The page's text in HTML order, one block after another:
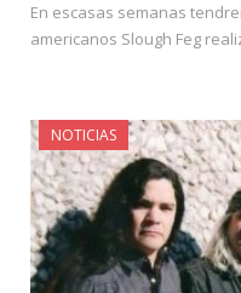
En escasas semanas
americanos Slough Feg
NOTICIAS